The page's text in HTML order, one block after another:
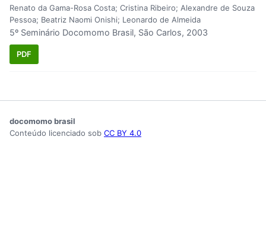
Renato da Gama-Rosa Costa; Cristina Ribeiro; Alexandre de Souza
Pessoa; Beatriz Naomi Onishi; Leonardo de Almeida
5º Seminário Docomomo Brasil, São Carlos, 2003
PDF
docomomo brasil
Conteúdo licenciado sob CC BY 4.0